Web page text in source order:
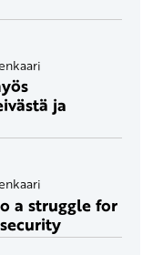
ja
a struggle for